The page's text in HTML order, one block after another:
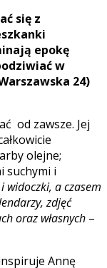
się z
epokę
w
24)
od zawsze. Jej
olejne;
suchymi i
widoczki, a czasem
zdjęć
oraz własnych –
Annę